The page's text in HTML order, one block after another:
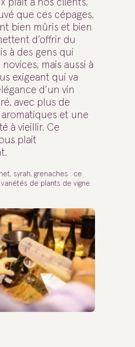
plaît à nos clients,
que ces cépages,
bien mûris et bien
d’offrir du
à des gens qui
mais aussi à
exigeant qui va
d’un vin
avec plus de
et une
à vieillir. Ce
plait
syrah, grenaches : ce
de plants de vigne.